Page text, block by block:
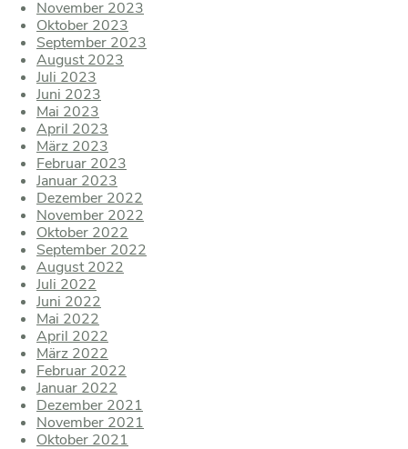
November 2023
Oktober 2023
September 2023
August 2023
Juli 2023
Juni 2023
Mai 2023
April 2023
März 2023
Februar 2023
Januar 2023
Dezember 2022
November 2022
Oktober 2022
September 2022
August 2022
Juli 2022
Juni 2022
Mai 2022
April 2022
März 2022
Februar 2022
Januar 2022
Dezember 2021
November 2021
Oktober 2021